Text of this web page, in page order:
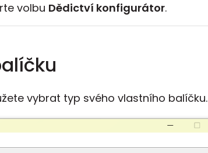
volbu Dědictví konfigurátor.
vybrat typ svého vlastního balíčku.